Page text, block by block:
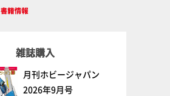
ート！Prime Videoで国内独占配
雑誌購入
月刊ホビージャパン
2026年9月号